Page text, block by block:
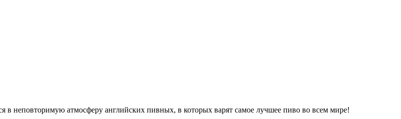
в неповторимую атмосферу английских пивных, в которых варят самое лучшее пиво во всем мире!